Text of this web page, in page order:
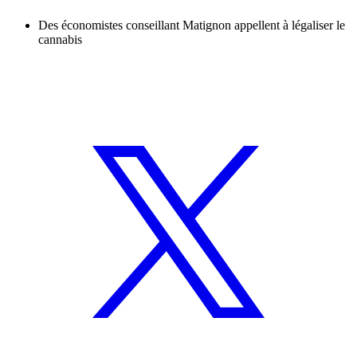
Des économistes conseillant Matignon appellent à légaliser le
cannabis